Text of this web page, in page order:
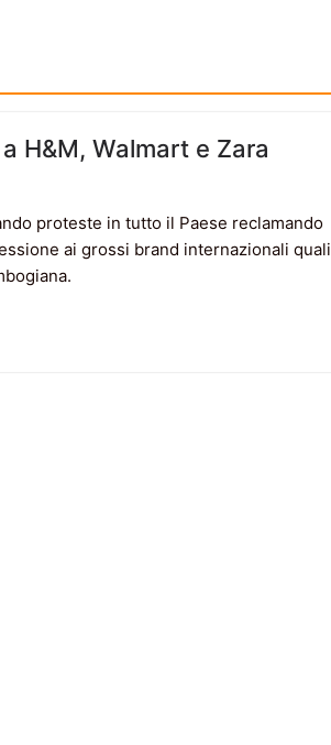
H&M, Walmart e Zara
proteste in tutto il Paese reclamando
ai grossi brand internazionali quali